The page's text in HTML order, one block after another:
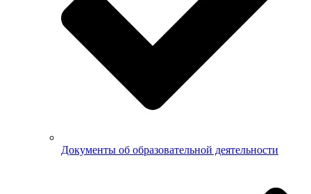
Документы об образовательной деятельности